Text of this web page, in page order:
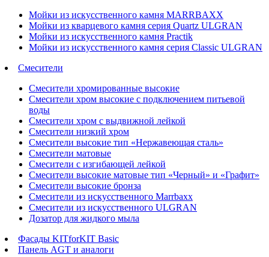
Мойки из искусственного камня MARRBAXX
Мойки из кварцевого камня серия Quartz ULGRAN
Мойки из искусственного камня Practik
Мойки из искусственного камня серия Classic ULGRAN
Смесители
Смесители хромированные высокие
Смесители хром высокие с подключением питьевой
воды
Смесители хром с выдвижной лейкой
Смесители низкий хром
Смесители высокие тип «Нержавеющая сталь»
Смесители матовые
Смесители с изгибающей лейкой
Смесители высокие матовые тип «Черный» и «Графит»
Смесители высокие бронза
Смесители из искусственного Marrbaxx
Смесители из искусственного ULGRAN
Дозатор для жидкого мыла
Фасады KITforKIT Basic
Панель AGT и аналоги